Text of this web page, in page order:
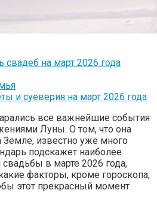
на март 2026 года
и суеверия на март 2026 года
все важнейшие события
Луны. О том, что она
известно уже много
подскажет наиболее
в марте 2026 года,
факторы, кроме гороскопа,
этот прекрасный момент